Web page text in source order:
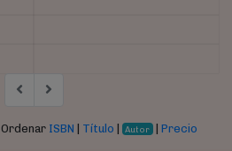
Ordenar ISBN | Título | Autor |Precio